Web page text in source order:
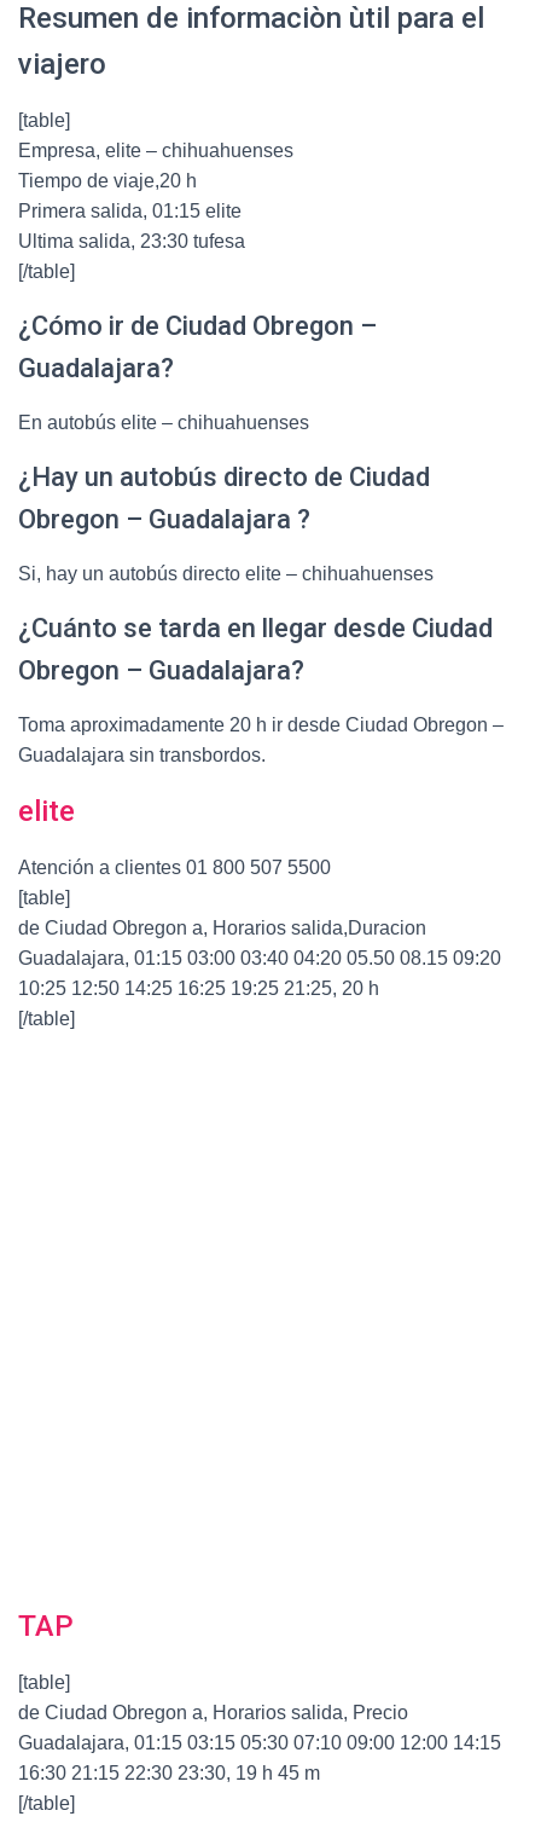
Resumen de informaciòn ùtil para el
viajero
[table]
Empresa, elite – chihuahuenses
Tiempo de viaje,20 h
Primera salida, 01:15 elite
Ultima salida, 23:30 tufesa
[/table]
¿Cómo ir de Ciudad Obregon –
Guadalajara?
En autobús elite – chihuahuenses
¿Hay un autobús directo de Ciudad
Obregon – Guadalajara ?
Si, hay un autobús directo elite – chihuahuenses
¿Cuánto se tarda en llegar desde Ciudad
Obregon – Guadalajara?
Toma aproximadamente 20 h ir desde Ciudad Obregon –
Guadalajara sin transbordos.
elite
Atención a clientes 01 800 507 5500
[table]
de Ciudad Obregon a, Horarios salida,Duracion
Guadalajara, 01:15 03:00 03:40 04:20 05.50 08.15 09:20
10:25 12:50 14:25 16:25 19:25 21:25, 20 h
[/table]
TAP
[table]
de Ciudad Obregon a, Horarios salida, Precio
Guadalajara, 01:15 03:15 05:30 07:10 09:00 12:00 14:15
16:30 21:15 22:30 23:30, 19 h 45 m
[/table]